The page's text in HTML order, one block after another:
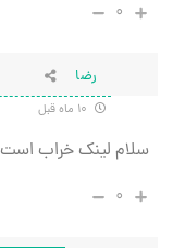
۰
رضا
سلام لینک خراب است
۰